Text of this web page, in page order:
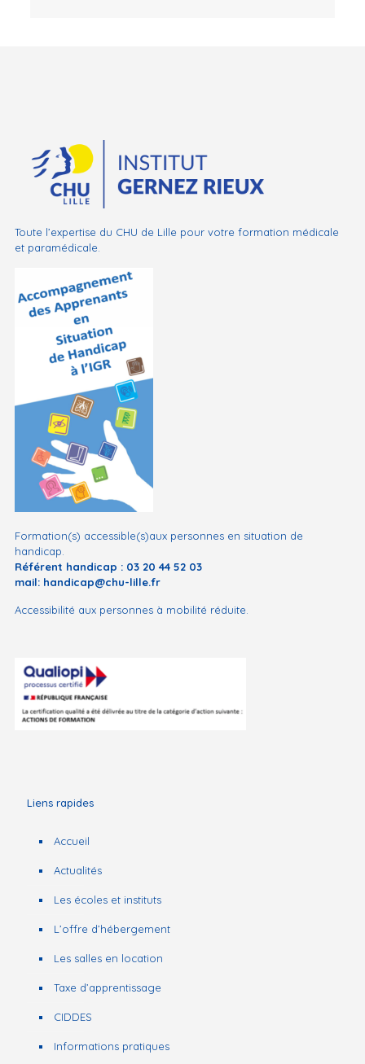
Toute l’expertise du CHU de Lille pour votre formation médicale
et paramédicale.
Formation(s) accessible(s)aux personnes en situation de
handicap.
Référent handicap : 03 20 44 52 03
mail: handicap@chu-lille.fr
Accessibilité aux personnes à mobilité réduite.
Liens rapides
Accueil
Actualités
Les écoles et instituts
L’offre d’hébergement
Les salles en location
Taxe d’apprentissage
CIDDES
Informations pratiques